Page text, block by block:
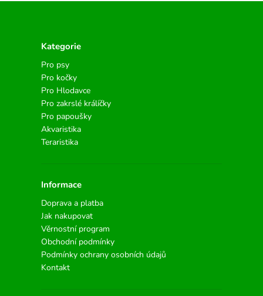
Kategorie
Pro psy
Pro kočky
Pro Hlodavce
Pro zakrslé králíčky
Pro papoušky
Akvaristika
Teraristika
Informace
Doprava a platba
Jak nakupovat
Věrnostní program
Obchodní podmínky
Podmínky ochrany osobních údajů
Kontakt